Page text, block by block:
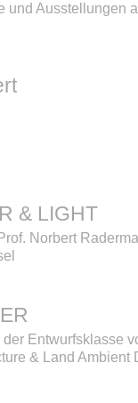
und Ausstellungen
& LIGHT
Norbert
Entwurfsklasse
& Land Ambient